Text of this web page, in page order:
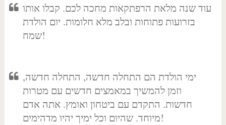
עוד שנה מלאת הרפתקאות מחכה לכם. קבלו אותו
בזרועות פתוחות ובלב מלא חלומות. יום הולדת
שמח!
ימי הולדת הם התחלה חדשה, התחלה חדשה,
וזמן להמשיך במאמצים חדשים עם מטרות
חדשות. התקדם עם ביטחון ואומץ. אתה אדם
מיוחד. שהיום וכל ימיך יהיו מדהימים!